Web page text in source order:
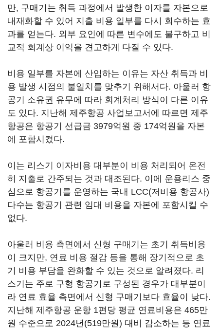
만, 구매기는 취득 과정에서 발생한 이자를 자본으로
내재화할 수 있어 지출 비용 일부를 다시 회수하는 효
과를 얻는다. 외부 요인에 따른 변수에도 불구하고 비
교적 회계상 이익을 견고하게 다질 수 있다.
비용 일부를 자본에 산입하는 이유는 자산 취득과 비
용 발생 시점의 불일치를 맞추기 위해서다. 아울러 항
공기 소유권 유무에 따라 회계처리 방식이 다른 이유
도 있다. 지난해 제주항공 사업보고서에 따르면 제주
항공은 항공기 선급금 3979억원 중 174억원을 자본
에 포함시켰다.
이는 리스기 이자비용 대부분이 비용 처리되어 온전
히 지출로 간주되는 것과 대조된다. 이에 운용리스 중
심으로 항공기를 운영하는 국내 LCC(저비용 항공사)
다수는 항공기 관련 임대 비용을 자본에 포함시킬 수
없다.
아울러 비용 측면에서 신형 구매기는 초기 취득비용
이 크지만, 연료 비용 절감 등을 통해 장기적으로 초
기 비용 부담을 완화할 수 있는 것으로 알려졌다. 리
스기는 주로 구형 항공기로 구성된 경우가 대부분이
라 연료 효율 측면에서 신형 구매기보다 효율이 낮다.
지난해 제주항공 운항 1편당 평균 연료비용은 465만
원 수준으로 2024년(519만원) 대비 감소하는 등 연료